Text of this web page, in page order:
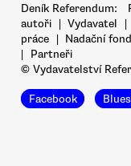
Deník Referendum:
autoři | Vydavatel |
práce | Nadační fond
|
Partneři
© Vydavatelství
Facebook